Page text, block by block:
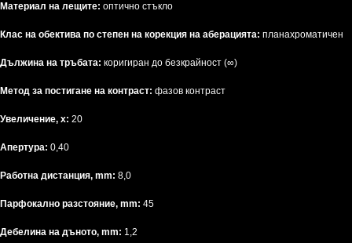
Материал на лещите: оптично стъкло
Клас на обектива по степен на корекция на аберацията: планахроматичен
Дължина на тръбата: коригиран до безкрайност (∞)
Метод за постигане на контраст: фазов контраст
Увеличение, x: 20
Апертура: 0,40
Работна дистанция, mm: 8,0
Парфокално разстояние, mm: 45
Дебелина на дъното, mm: 1,2